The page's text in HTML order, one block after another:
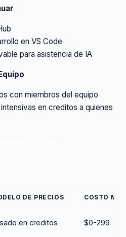
en VS Code
para asistencia de IA
con miembros del equipo
en creditos a quienes
DE PRECIOS COSTO
en creditos $0-299